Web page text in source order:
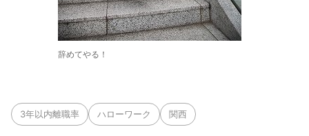
辞めてやる！
3年以内離職率 ハローワーク 関西